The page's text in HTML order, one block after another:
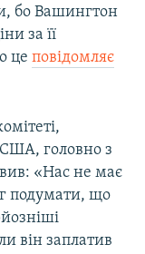
бо Вашингтон
за її
це повідомляє
головно з
«Нас не має
подумати, що
він заплатив